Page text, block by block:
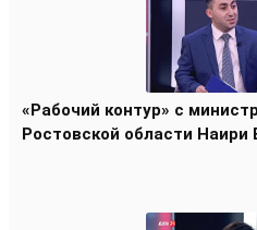
«Рабочий контур» с
Ростовской области